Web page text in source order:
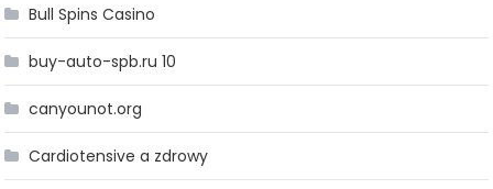
Bull Spins Casino
buy-auto-spb.ru 10
canyounot.org
Cardiotensive a zdrowy